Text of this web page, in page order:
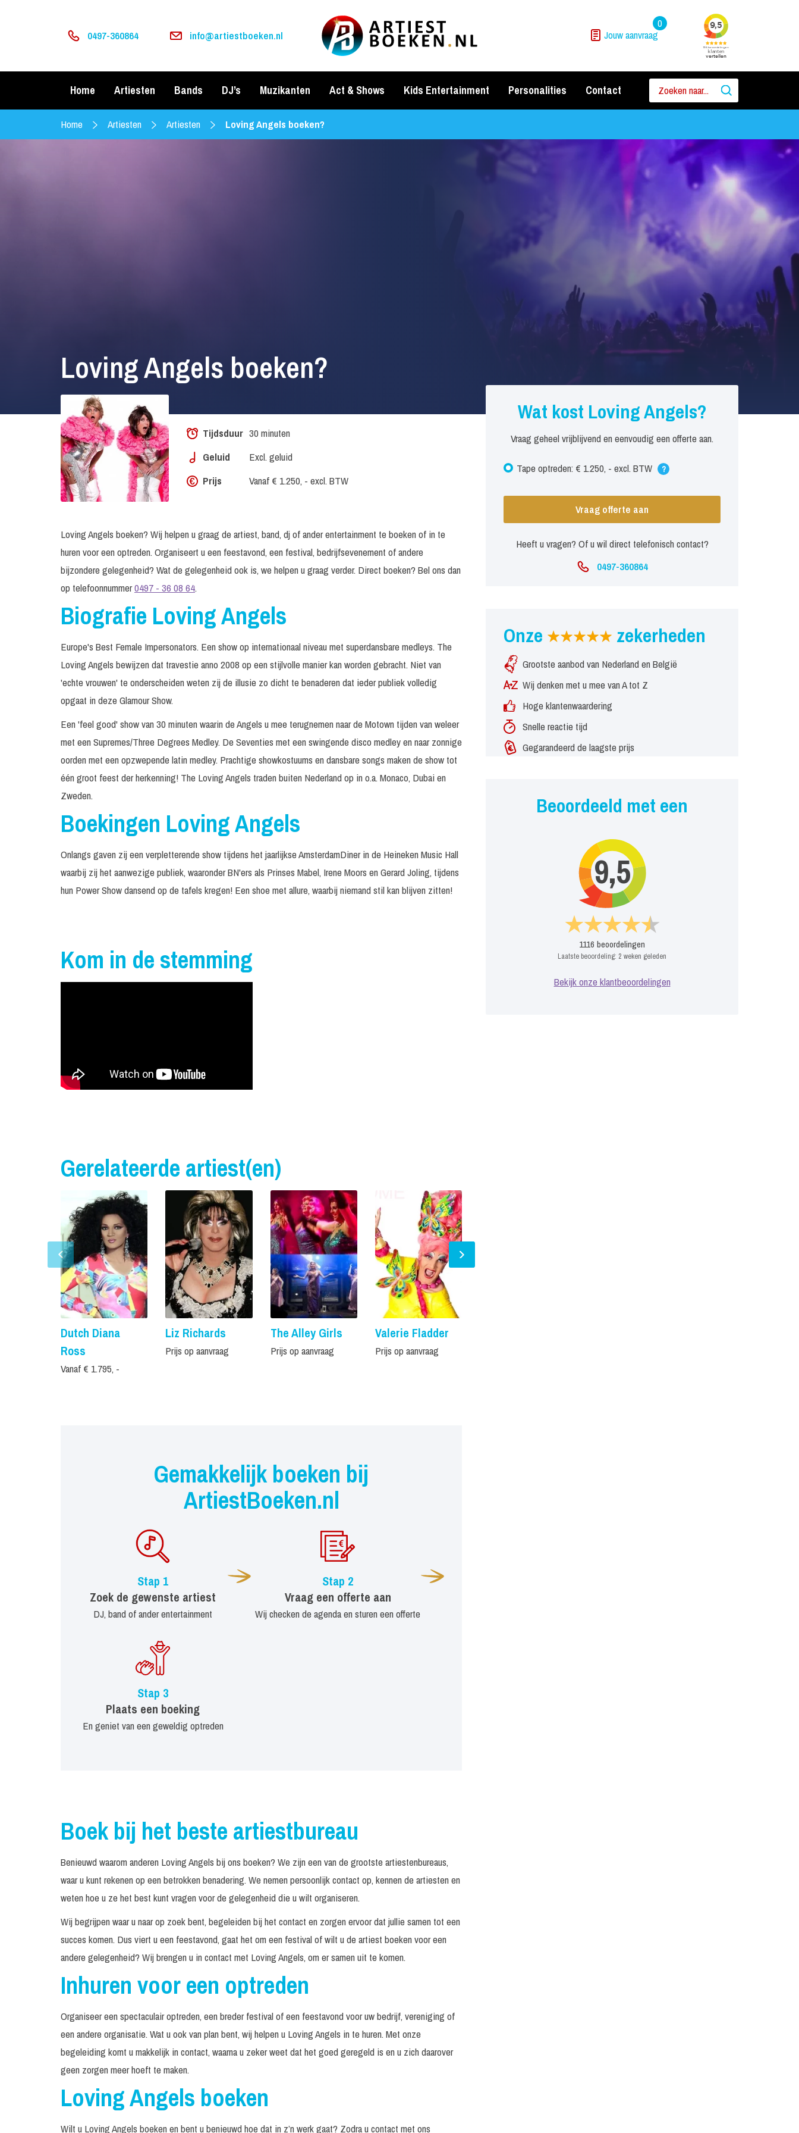
0497-360864 info@artiestboeken.nl Jouw aanvraag
0
Home Artiesten Bands DJ’s Muzikanten Act & Shows Kids Entertainment Personalities Contact
Home Artiesten Artiesten Loving Angels boeken?
Loving Angels boeken?
Tijdsduur 30 minuten
Geluid
Excl. geluid
Prijs
Vanaf € 1.250, - excl. BTW
Loving Angels boeken? Wij helpen u graag de artiest, band, dj of ander entertainment te boeken of in te
huren voor een optreden. Organiseert u een feestavond, een festival, bedrijfsevenement of andere
bijzondere gelegenheid? Wat de gelegenheid ook is, we helpen u graag verder. Direct boeken? Bel ons dan
op telefoonnummer0497 - 36 08 64.
Biografie Loving Angels
Europe's Best Female Impersonators. Een show op internationaal niveau met superdansbare medleys. The
Loving Angels bewijzen dat travestie anno 2008 op een stijlvolle manier kan worden gebracht. Niet van
'echte vrouwen' te onderscheiden weten zij de illusie zo dicht te benaderen dat ieder publiek volledig
opgaat in deze Glamour Show.
Een 'feel good' show van 30 minuten waarin de Angels u mee terugnemen naar de Motown tijden van weleer
met een Supremes/Three Degrees Medley. De Seventies met een swingende disco medley en naar zonnige
oorden met een opzwepende latin medley. Prachtige showkostuums en dansbare songs maken de show tot
één groot feest der herkenning! The Loving Angels traden buiten Nederland op in o.a. Monaco, Dubai en
Zweden.
Boekingen Loving Angels
Onlangs gaven zij een verpletterende show tijdens het jaarlijkse AmsterdamDiner in de Heineken Music Hall
waarbij zij het aanwezige publiek, waaronder BN'ers als Prinses Mabel, Irene Moors en Gerard Joling, tijdens
hun Power Show dansend op de tafels kregen! Een shoe met allure, waarbij niemand stil kan blijven zitten!
Kom in de stemming
Wat kost Loving Angels?
Vraag geheel vrijblijvend en eenvoudig een offerte aan.
Tape optreden: € 1.250, - excl. BTW ?
Vraag offerte aan
Heeft u vragen? Of u wil direct telefonisch contact?
0497-360864
Onze zekerheden
Grootste aanbod van Nederland en België
Wij denken met u mee van A tot Z
Hoge klantenwaardering
Snelle reactie tijd
Gegarandeerd de laagste prijs
Beoordeeld met een
9,5
1116 beoordelingen
Laatste beoordeling: 2 weken geleden
Bekijk onze klantbeoordelingen
Gerelateerde artiest(en)
Dutch Diana
Ross
Vanaf € 1.795, -
Liz Richards
Prijs op aanvraag
The Alley Girls
Prijs op aanvraag
Valerie Fladder
Prijs op aanvraag
Gemakkelijk boeken bij
ArtiestBoeken.nl
Stap 1
Zoek de gewenste artiest
DJ, band of ander entertainment
Stap 2
Vraag een offerte aan
Wij checken de agenda en sturen een offerte
Stap 3
Plaats een boeking
En geniet van een geweldig optreden
Boek bij het beste artiestbureau
Benieuwd waarom anderen Loving Angels bij ons boeken? We zijn een van de grootste artiestenbureaus,
waar u kunt rekenen op een betrokken benadering. We nemen persoonlijk contact op, kennen de artiesten en
weten hoe u ze het best kunt vragen voor de gelegenheid die u wilt organiseren.
Wij begrijpen waar u naar op zoek bent, begeleiden bij het contact en zorgen ervoor dat jullie samen tot een
succes komen. Dus viert u een feestavond, gaat het om een festival of wilt u de artiest boeken voor een
andere gelegenheid? Wij brengen u in contact met Loving Angels, om er samen uit te komen.
Inhuren voor een optreden
Organiseer een spectaculair optreden, een breder festival of een feestavond voor uw bedrijf, vereniging of
een andere organisatie. Wat u ook van plan bent, wij helpen u Loving Angels in te huren. Met onze
begeleiding komt u makkelijk in contact, waarna u zeker weet dat het goed geregeld is en u zich daarover
geen zorgen meer hoeft te maken.
Loving Angels boeken
Wilt u Loving Angels boeken en bent u benieuwd hoe dat in z’n werk gaat? Zodra u contact met ons